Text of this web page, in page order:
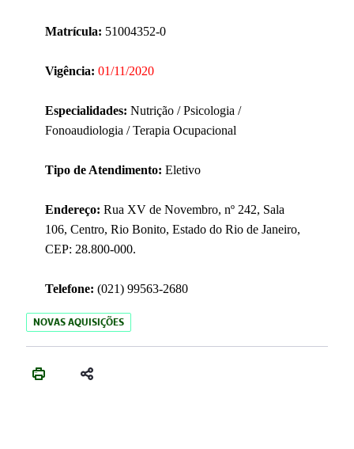
Matrícula: 51004352-0
Vigência: 01/11/2020
Especialidades: Nutrição / Psicologia /
Fonoaudiologia / Terapia Ocupacional
Tipo de Atendimento: Eletivo
Endereço: Rua XV de Novembro, nº 242, Sala
106, Centro, Rio Bonito, Estado do Rio de Janeiro,
CEP: 28.800-000.
Telefone: (021) 99563-2680
NOVAS AQUISIÇÕES